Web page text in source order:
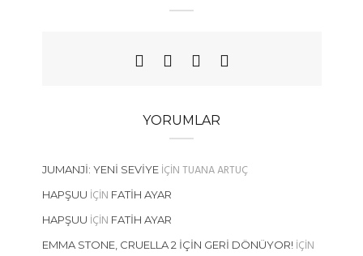
YORUMLAR
JUMANJI: YENI SEVIYEIÇINTUANA ARTUÇ
HAPŞUU IÇIN FATIH AYAR
HAPŞUU IÇIN FATIH AYAR
EMMA STONE, CRUELLA 2 İÇIN GERI DÖNÜYOR!IÇIN